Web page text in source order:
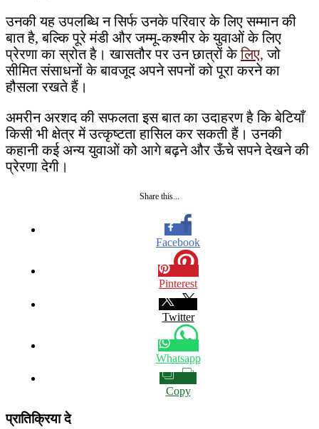
उनकी यह उपलब्धि न सिर्फ उनके परिवार के लिए सम्मान की
बात है, बल्कि पूरे मंडी और जम्मू-कश्मीर के युवाओं के लिए
प्रेरणा का स्रोत है। खासतौर पर उन छात्रों केलिए, जो
सीमित संसाधनों के बावजूद अपने सपनों को पूरा करने का
हौसला रखते हैं।
अमरीन अरशद की सफलता इस बात का उदाहरण है कि बेटियाँ
किसी भी क्षेत्र में उत्कृष्टता हासिल कर सकती हैं। उनकी
कहानी कई अन्य युवाओं को आगे बढ़ने और ऊँचे सपने देखने की
प्रेरणा देगी।
Share this...
Facebook
Pinterest
Twitter
Whatsapp
Copy
प्रातिक्रिया दे